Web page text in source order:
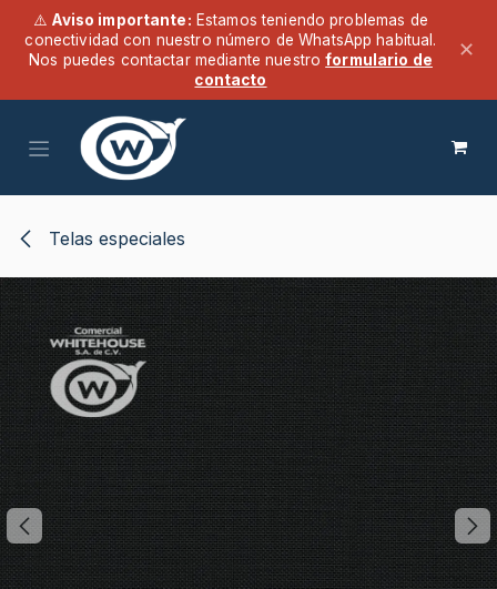
⚠️Aviso importante: Estamos teniendo problemas de
conectividad con nuestro número de WhatsApp habitual.
Nos puedes contactar mediante nuestroformulario de
contacto
✕
Ir al contenido
Telas especiales